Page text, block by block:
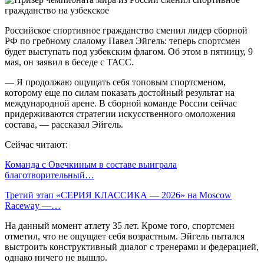
Российское спортивное гражданство сменил лидер сборной
РФ по гребному слалому Павел Эйгель: теперь спортсмен
будет выступать под узбекским флагом. Об этом в пятницу, 9
мая, он заявил в беседе с ТАСС.
— Я продолжаю ощущать себя топовым спортсменом,
которому еще по силам показать достойный результат на
международной арене. В сборной команде России сейчас
придерживаются стратегии искусственного омоложения
состава, — рассказал Эйгель.
Сейчас читают:
Команда с Овечкиным в составе выиграла
благотворительный…
Третий этап «СЕРИЯ КЛАССИКА — 2026» на Moscow
Raceway —…
На данный момент атлету 35 лет. Кроме того, спортсмен
отметил, что не ощущает себя возрастным. Эйгель пытался
выстроить конструктивный диалог с тренерами и федерацией,
однако ничего не вышло.